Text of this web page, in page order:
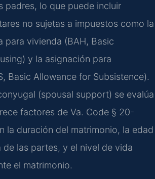
padres, lo que puede incluir
no sujetas a impuestos como la
para vivienda (BAH, Basic
y la asignación para
Basic Allowance for Subsistence).
(spousal support) se evalúa
factores de Va. Code § 20-
la duración del matrimonio, la edad
las partes, y el nivel de vida
el matrimonio.